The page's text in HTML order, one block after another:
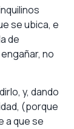
se ubica, e
de
no
y, dando
(porque
a que se